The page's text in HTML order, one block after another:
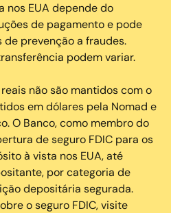
nos EUA depende do
de pagamento e pode
prevenção a fraudes.
podem variar.
não são mantidos com o
em dólares pela Nomad e
O Banco, como membro do
de seguro FDIC para os
à vista nos EUA, até
por categoria de
depositária segurada.
o seguro FDIC, visite